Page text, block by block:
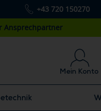
+43 720 150270
Ansprechpartner
Mein Konto